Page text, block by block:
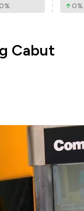
0% 0%
Cabut